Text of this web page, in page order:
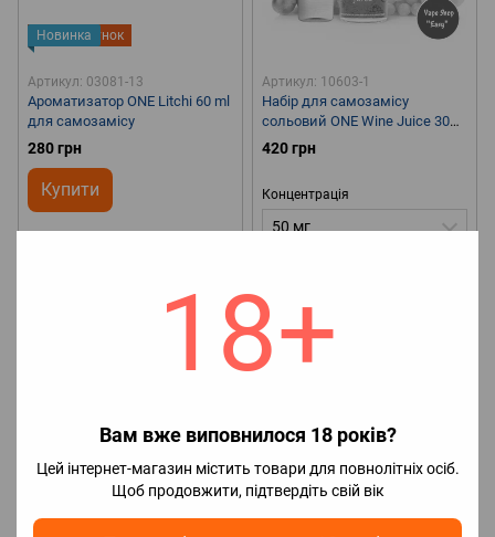
18+
Вам вже виповнилося 18 років?
Цей інтернет-магазин містить товари для повнолітніх осіб.
Щоб продовжити, підтвердіть свій вік
Подарунок
Новинка
Артикул: 03081-13
Ароматизатор ONE Litchi 60 ml
для самозамісу
280 грн
Купити
🧊Наявність
Артикул: 10603-1
Набір для самозамісу
сольовий ONE Wine Juice 30
ml 50 mg
420 грн
Концентрація
50 мг
холодка
Країна виробник